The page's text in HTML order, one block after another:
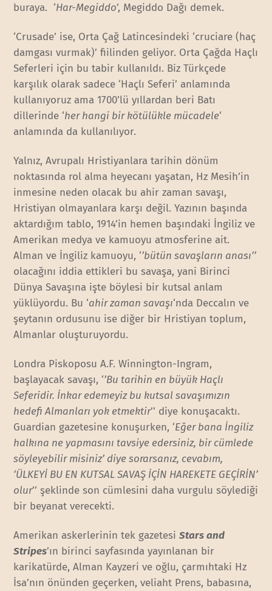
buraya. ‘Har-Megiddo’, Megiddo Dağı demek.
‘Crusade’ ise, Orta Çağ Latincesindeki ‘cruciare (haç
damgası vurmak)’ fiilinden geliyor. Orta Çağda Haçlı
Seferleri için bu tabir kullanıldı. Biz Türkçede
karşılık olarak sadece ‘Haçlı Seferi’ anlamında
kullanıyoruz ama 1700’lü yıllardan beri Batı
dillerinde ‘her hangi bir kötülükle mücadele‘
anlamında da kullanılıyor.
Yalnız, Avrupalı Hristiyanlara tarihin dönüm
noktasında rol alma heyecanı yaşatan, Hz Mesih’in
inmesine neden olacak bu ahir zaman savaşı,
Hristiyan olmayanlara karşı değil. Yazının başında
aktardığım tablo, 1914’in hemen başındaki İngiliz ve
Amerikan medya ve kamuoyu atmosferine ait.
Alman ve İngiliz kamuoyu, ‘’bütün savaşların anası’’
olacağını iddia ettikleri bu savaşa, yani Birinci
Dünya Savaşına işte böylesi bir kutsal anlam
yüklüyordu. Bu ‘ahir zaman savaşı‘nda Deccalın ve
şeytanın ordusunu ise diğer bir Hristiyan toplum,
Almanlar oluşturuyordu.
Londra Piskoposu A.F. Winnington-Ingram,
başlayacak savaşı, ‘’Bu tarihin en büyük Haçlı
Seferidir. İnkar edemeyiz bu kutsal savaşımızın
hedefi Almanları yok etmektir’’ diye konuşacaktı.
Guardian gazetesine konuşurken, ‘Eğer bana İngiliz
halkına ne yapmasını tavsiye edersiniz, bir cümlede
söyleyebilir misiniz’ diye sorarsanız, cevabım,
‘ÜLKEYİ BU EN KUTSAL SAVAŞ İÇİN HAREKETE GEÇİRİN’
olur’’ şeklinde son cümlesini daha vurgulu söylediği
bir beyanat verecekti.
Amerikan askerlerinin tek gazetesiStars and
Stripes’ın birinci sayfasında yayınlanan bir
karikatürde, Alman Kayzeri ve oğlu, çarmıhtaki Hz
İsa’nın önünden geçerken, veliaht Prens, babasına,